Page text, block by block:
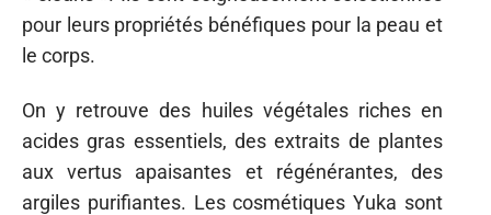
pour leurs propriétés bénéfiques pour la peau et
le corps.
On y retrouve des huiles végétales riches en
acides gras essentiels, des extraits de plantes
aux vertus apaisantes et régénérantes, des
argiles purifiantes. Les cosmétiques Yuka sont